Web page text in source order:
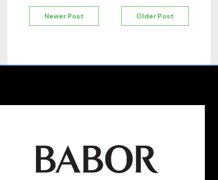
Newer Post Older Post